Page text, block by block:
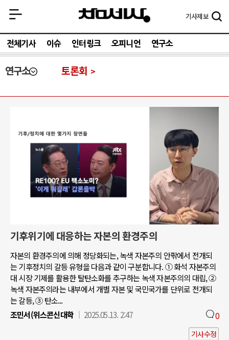
기사제보
전체기사 이슈 인터링크 오피니언 연구소
연구소 토론회
기후위기에 대응하는 자본의 환경주의
자본의 환경주의에 의해 정당화되는, 녹색 자본주의 안팎에서 전개되
는 기후정치의 갈등 유형을 다음과 같이 구분합니다. ① 화석 자본주의
대 시장 기제를 활용한 탈탄소화를 추구하는 녹색 자본주의의 대립, ②
녹색 자본주의라는 내부에서 개별 자본 및 국민국가를 단위로 전개되
는 갈등, ③ 탄소...
조민서(위스콘신대학
2025.05.13. 2:47 0
기사수정